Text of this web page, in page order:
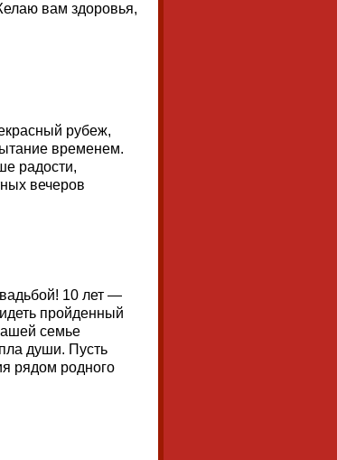
вам здоровья,
рубеж,
временем.
радости,
вечеров
10 лет —
пройденный
семье
души. Пусть
рядом родного